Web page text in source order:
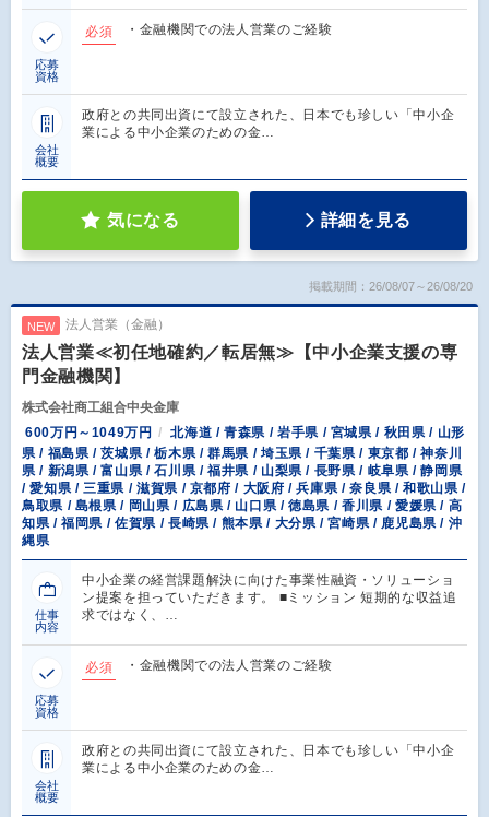
応募
資格
必須 ・金融機関での法人営業のご経験
会社
概要
政府との共同出資にて設立された、日本でも珍しい「中小企
業による中小企業のための金…
気になる 詳細を見る
掲載期間：26/08/07～26/08/20
NEW 法人営業（金融）
法人営業≪初任地確約／転居無≫【中小企業支援の専
門金融機関】
株式会社商工組合中央金庫
600万円～1049万円
北海道 / 青森県 / 岩手県 / 宮城県 / 秋田県 / 山形
県 / 福島県 / 茨城県 / 栃木県 / 群馬県 / 埼玉県 / 千葉県 / 東京都 / 神奈川
県 / 新潟県 / 富山県 / 石川県 / 福井県 / 山梨県 / 長野県 / 岐阜県 / 静岡県
/ 愛知県 / 三重県 / 滋賀県 / 京都府 / 大阪府 / 兵庫県 / 奈良県 / 和歌山県 /
鳥取県 / 島根県 / 岡山県 / 広島県 / 山口県 / 徳島県 / 香川県 / 愛媛県 / 高
知県 / 福岡県 / 佐賀県 / 長崎県 / 熊本県 / 大分県 / 宮崎県 / 鹿児島県 / 沖
縄県
仕事
内容
中小企業の経営課題解決に向けた事業性融資・ソリューショ
ン提案を担っていただきます。 ■ミッション 短期的な収益追
求ではなく、…
応募
資格
必須 ・金融機関での法人営業のご経験
会社
概要
政府との共同出資にて設立された、日本でも珍しい「中小企
業による中小企業のための金…